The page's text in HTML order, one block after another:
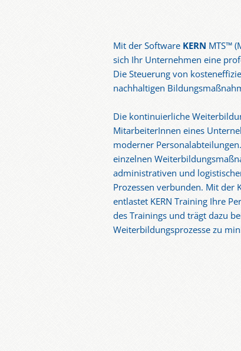
Mit der Software KERN MTS™
sich Ihr Unternehmen eine
Die Steuerung von
nachhaltigen
Die kontinuierliche
MitarbeiterInnen eines
moderner
einzelnen
administrativen und
Prozessen verbunden. Mit der
entlastet KERN Training Ihre
des Trainings und trägt dazu
Weiterbildungsprozesse zu